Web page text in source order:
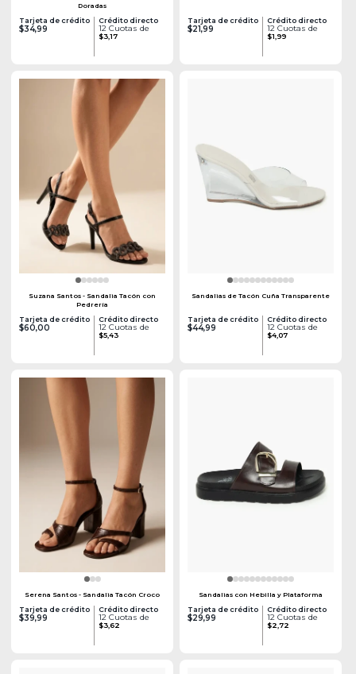
Doradas
Tarjeta de crédito
$34,99
Crédito directo
12 Cuotas de
$3,17
Tarjeta de crédito
$21,99
Crédito directo
12 Cuotas de
$1,99
Suzana Santos - Sandalia Tacón con
Pedrería
Tarjeta de crédito
$60,00
Crédito directo
12 Cuotas de
$5,43
Sandalias de Tacón Cuña Transparente
Tarjeta de crédito
$44,99
Crédito directo
12 Cuotas de
$4,07
Serena Santos - Sandalia Tacón Croco
Tarjeta de crédito
$39,99
Crédito directo
12 Cuotas de
$3,62
Sandalias con Hebilla y Plataforma
Tarjeta de crédito
$29,99
Crédito directo
12 Cuotas de
$2,72